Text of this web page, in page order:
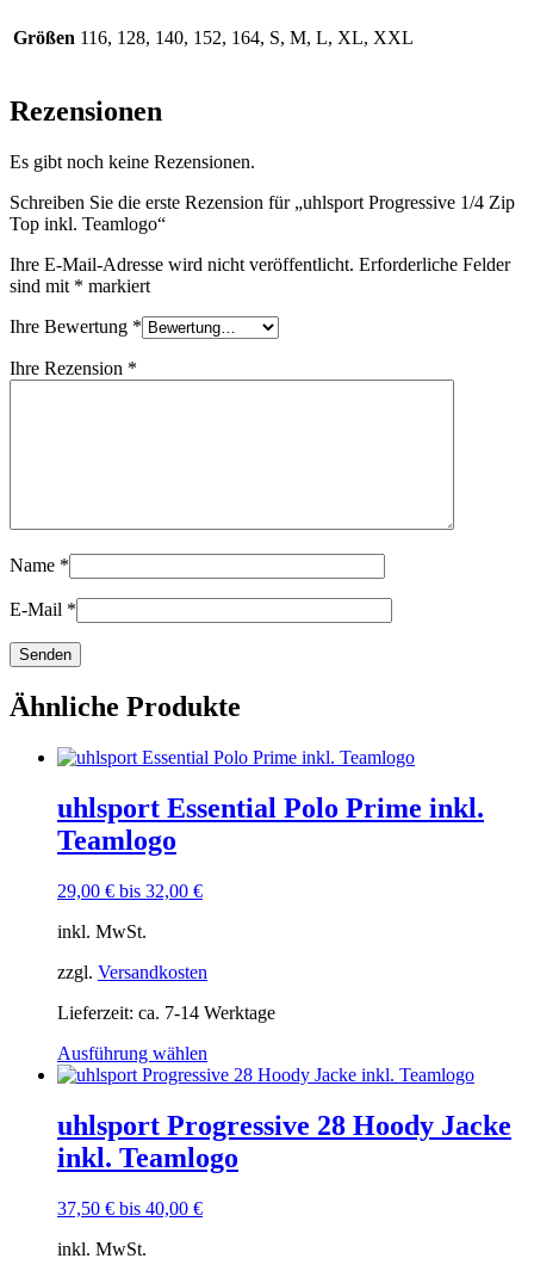
Größen 116, 128, 140, 152, 164, S, M, L, XL, XXL
Rezensionen
Es gibt noch keine Rezensionen.
Schreiben Sie die erste Rezension für „uhlsport Progressive 1/4 Zip
Top inkl. Teamlogo“
Ihre E-Mail-Adresse wird nicht veröffentlicht. Erforderliche Felder
sind mit * markiert
Ihre Bewertung *
Ihre Rezension *
Name *
E-Mail *
Ähnliche Produkte
uhlsport Essential Polo Prime inkl.
Teamlogo
29,00 € bis 32,00 €
inkl. MwSt.
zzgl. Versandkosten
Lieferzeit: ca. 7-14 Werktage
Ausführung wählen
Produkt
mehrere
Varianten
auf.
uhlsport Progressive 28 Hoody Jacke
inkl. Teamlogo
37,50 € bis 40,00 €
inkl. MwSt.